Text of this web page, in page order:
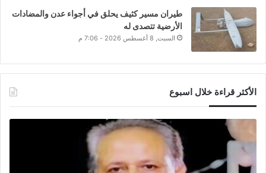
طيران مسير كثيف يحلق في أجواء عدن والمضادات
الأرضية تتصدى له
السبت, 8 أغسطس 2026 - 7:06 م
الأكثر قراءة خلال اسبوع